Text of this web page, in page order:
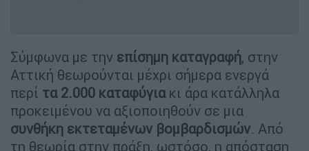
Σύμφωνα με την επίσημη καταγραφή, στην
Αττική θεωρούνται μέχρι σήμερα ενεργά
περί τα 2.000 καταφύγιακι άρα κατάλληλα
προκειμένου να αξιοποιηθούν σε μια
συνθήκη εκτεταμένων βομβαρδισμών. Από
τη θεωρία στην πράξη, ωστόσο, η απόσταση